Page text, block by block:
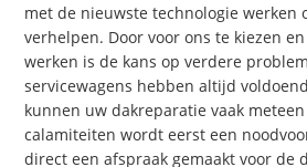
met de nieuwste technologie werken
verhelpen. Door voor ons te kiezen
werken is de kans op verdere
servicewagens hebben altijd
kunnen uw dakreparatie vaak
calamiteiten wordt eerst een
direct een afspraak gemaakt voor de